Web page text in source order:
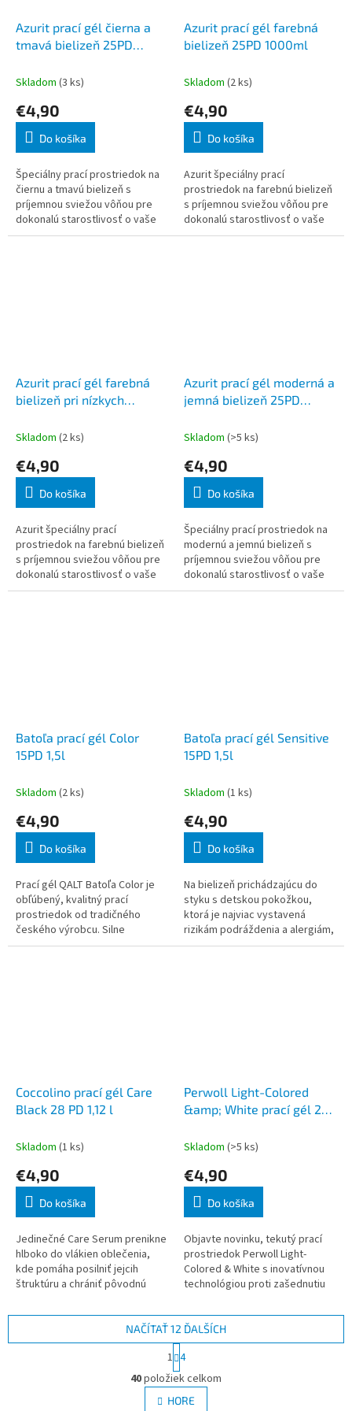
Azurit prací gél čierna a
tmavá bielizeň 25PD
Skladom (3 ks)
€4,90
Do košíka
Špeciálny prací prostriedok na
čiernu a tmavú bielizeň s
príjemnou sviežou vôňou pre
dokonalú starostlivosť o vaše
oblečenie. Vďaka jedinečnému
Azurit prací gél farebná
bielizeň 25PD 1000ml
Skladom (2 ks)
€4,90
Do košíka
Azurit špeciálny prací
prostriedok na farebnú bielizeň
s príjemnou sviežou vôňou pre
dokonalú starostlivosť o vaše
oblečenie.
Azurit prací gél farebná
bielizeň pri nízkych
Skladom (2 ks)
€4,90
Do košíka
Azurit špeciálny prací
prostriedok na farebnú bielizeň
s príjemnou sviežou vôňou pre
dokonalú starostlivosť o vaše
oblečenie.
Azurit prací gél moderná a
jemná bielizeň 25PD
Skladom (>5 ks)
€4,90
Do košíka
Špeciálny prací prostriedok na
modernú a jemnú bielizeň s
príjemnou sviežou vôňou pre
dokonalú starostlivosť o vaše
oblečenie.
Batoľa prací gél Color
15PD 1,5l
Skladom (2 ks)
€4,90
Do košíka
Prací gél QALT Batoľa Color je
obľúbený, kvalitný prací
prostriedok od tradičného
českého výrobcu. Silne
koncentrovaný prací gél sa
Batoľa prací gél Sensitive
15PD 1,5l
Skladom (1 ks)
€4,90
Do košíka
Na bielizeň prichádzajúcu do
styku s detskou pokožkou,
ktorá je najviac vystavená
rizikám podráždenia a alergiám,
a pre osoby s citlivou pokožkou.
Coccolino prací gél Care
Black 28 PD 1,12 l
Skladom (1 ks)
€4,90
Do košíka
Jedinečné Care Serum prenikne
hlboko do vlákien oblečenia,
kde pomáha posilniť jejcih
štruktúru a chrániť pôvodnú
menej krčí a ľahko sa žehlí.
Perwoll Light-Colored
&amp; White prací gél 20
Skladom (>5 ks)
€4,90
Do košíka
Objavte novinku, tekutý prací
prostriedok Perwoll Light-
Colored & White s inovatívnou
technológiou proti zašednutiu
Renew, ktoré poskytujú ideál
O
v
l
NAČÍTAŤ 12 ĎALŠÍCH
t
r
á
n
1 4
40položiek celkom
HORE